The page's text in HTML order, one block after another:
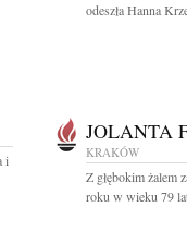
odeszła Hanna
i
JOLANTA
KRAKÓW
Z głębokim żalem
roku w wieku 79